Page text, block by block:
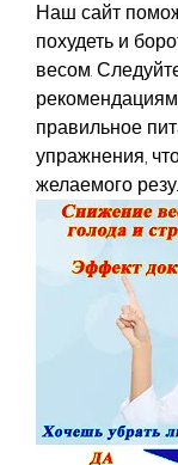
Наш сайт
похудеть и
весом.
правильное
упражнения,
желаемого